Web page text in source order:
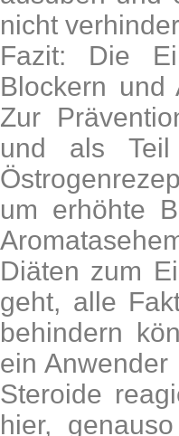
nicht
Fazit: Die
Blockern und
Zur
und als Teil
um erhöhte
Diäten zum
geht, alle
behindern
ein
Steroide
hier,